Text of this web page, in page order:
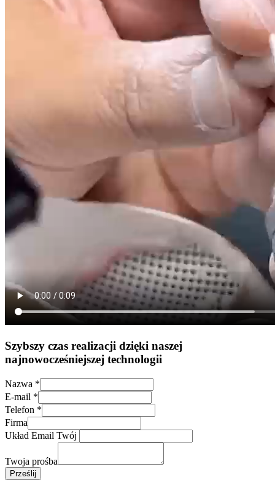
Szybszy czas realizacji dzięki naszej
najnowocześniejszej technologii
Nazwa *
E-mail *
Telefon *
Firma
Układ Email Twój
Twoja prośba
Prześlij